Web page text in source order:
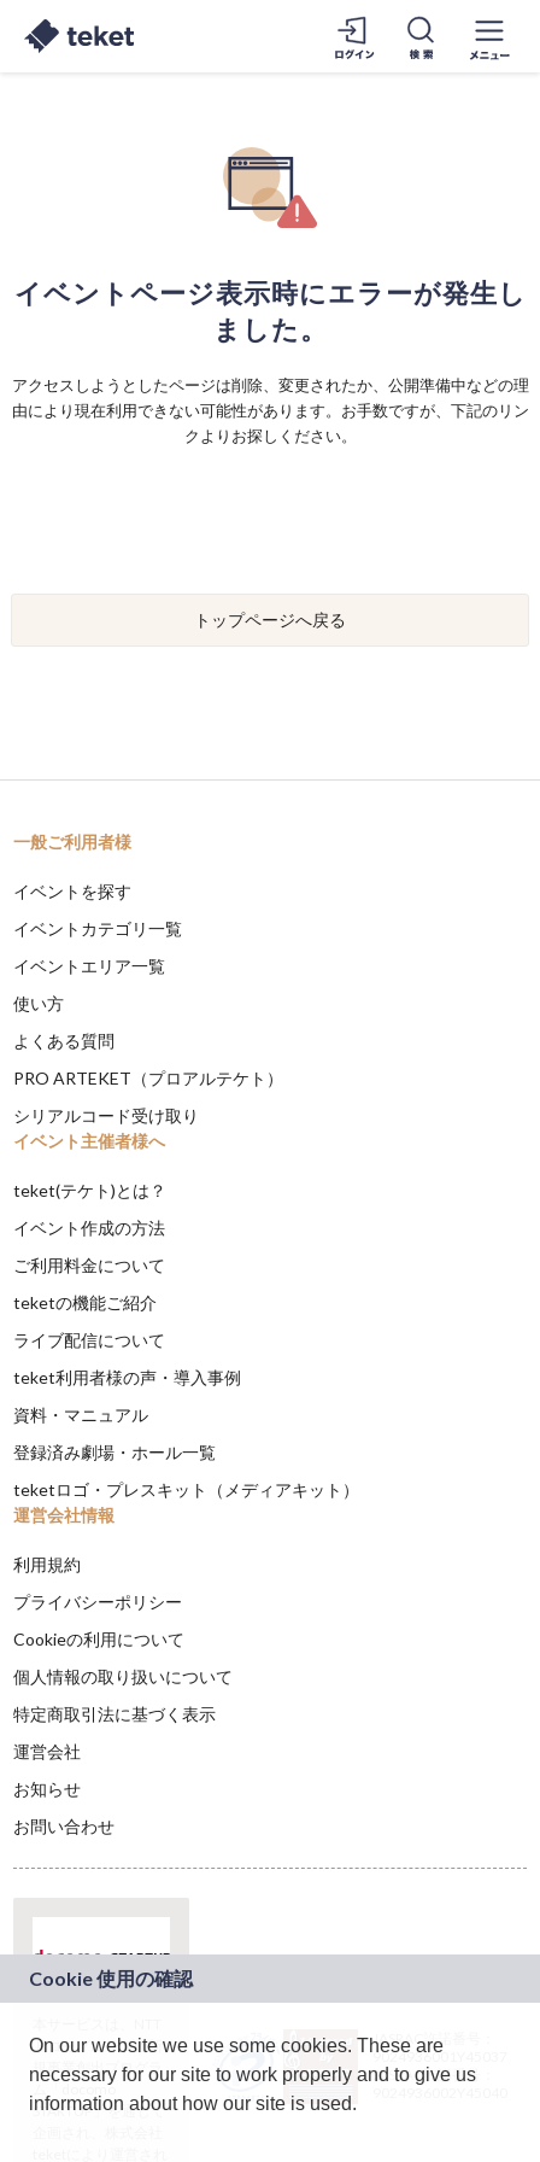
イベントページ表示時にエラーが発生し
ました。
アクセスしようとしたページは削除、変更されたか、公開準備中などの理
由により現在利用できない可能性があります。お手数ですが、下記のリン
クよりお探しください。
トップページへ戻る
一般ご利用者様
イベントを探す
イベントカテゴリ一覧
イベントエリア一覧
使い方
よくある質問
PRO ARTEKET（プロアルテケト）
シリアルコード受け取り
イベント主催者様へ
teket(テケト)とは？
イベント作成の方法
ご利用料金について
teketの機能ご紹介
ライブ配信について
teket利用者様の声・導入事例
資料・マニュアル
登録済み劇場・ホール一覧
teketロゴ・プレスキット（メディアキット）
運営会社情報
利用規約
プライバシーポリシー
Cookieの利用について
個人情報の取り扱いについて
特定商取引法に基づく表示
運営会社
お知らせ
お問い合わせ
ドコモグループの新
規事業創出プログラ
ム「docomo
STARTUP」を通じて
JASRAC許諾番号：
9024936001Y45037
JASRAC許諾番号：
On our website we use some cookies. These are
necessary for our site to work properly and to give us
information about how our site is used.